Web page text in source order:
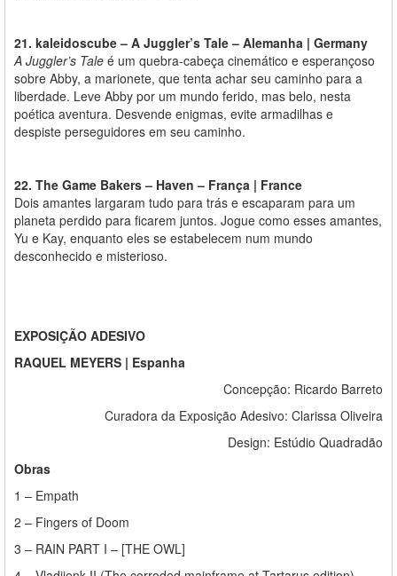
21. kaleidoscube – A Juggler’s Tale – Alemanha | Germany
A Juggler’s Tale é um quebra-cabeça cinemático e esperançoso
sobre Abby, a marionete, que tenta achar seu caminho para a
liberdade. Leve Abby por um mundo ferido, mas belo, nesta
poética aventura. Desvende enigmas, evite armadilhas e
despiste perseguidores em seu caminho.
22. The Game Bakers – Haven – França | France
Dois amantes largaram tudo para trás e escaparam para um
planeta perdido para ficarem juntos. Jogue como esses amantes,
Yu e Kay, enquanto eles se estabelecem num mundo
desconhecido e misterioso.
EXPOSIÇÃO ADESIVO
RAQUEL MEYERS | Espanha
Concepção: Ricardo Barreto
Curadora da Exposição Adesivo: Clarissa Oliveira
Design: Estúdio Quadradão
Obras
1 – Empath
2 – Fingers of Doom
3 – RAIN PART I – [THE OWL]